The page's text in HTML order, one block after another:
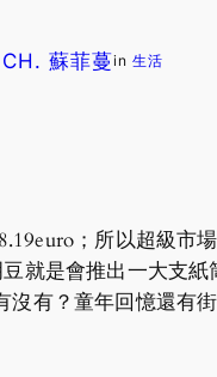
蘇菲蔓in 生活
；所以超級
就是會推出一大支
沒有？童年回憶還有